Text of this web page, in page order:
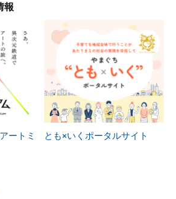
報
ートミ
とも×いくポータルサイト